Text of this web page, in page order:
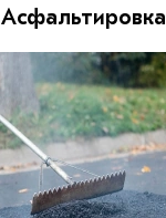
Асфальтировка